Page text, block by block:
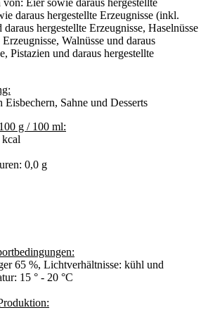
daraus hergestellte Erzeugnisse (inkl.
hergestellte Erzeugnisse, Haselnüsse
Walnüsse und daraus
Pistazien und daraus hergestellte
Sahne und Desserts
g / 100 ml:
0,0 g
65 %, Lichtverhältnisse: kühl und
15 ° - 20 °C